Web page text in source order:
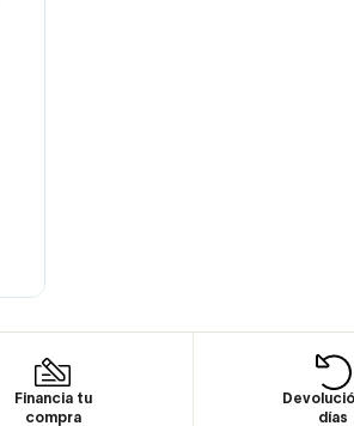
Financia tu
compra
días